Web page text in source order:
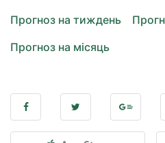
Прогноз на тиждень
Прогноз на місяць